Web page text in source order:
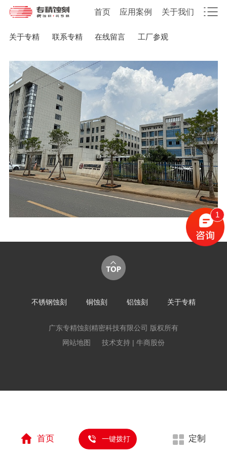
首页 应用案例 关于我们
关于专精 联系专精 在线留言 工厂参观
不锈钢蚀刻 铜蚀刻 铝蚀刻 关于专精
广东专精蚀刻精密科技有限公司 版权所有
网站地图
技术支持 | 牛商股份
首页 一键拨打 定制
1